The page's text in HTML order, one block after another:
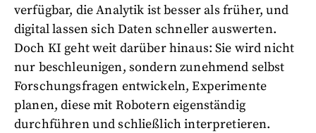
verfügbar, die Analytik ist besser als früher, und
digital lassen sich Daten schneller auswerten.
Doch KI geht weit darüber hinaus: Sie wird nicht
nur beschleunigen, sondern zunehmend selbst
Forschungsfragen entwickeln, Experimente
planen, diese mit Robotern eigenständig
durchführen und schließlich interpretieren.